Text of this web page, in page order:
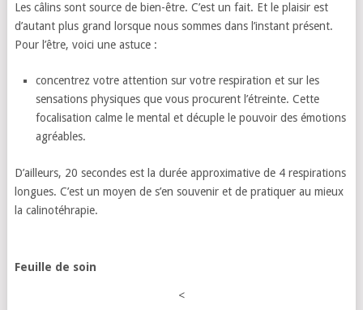
Les câlins sont source de bien-être. C’est un fait. Et le plaisir est
d’autant plus grand lorsque nous sommes dans l’instant présent.
Pour l’être, voici une astuce :
concentrez votre attention sur votre respiration et sur les
sensations physiques que vous procurent l’étreinte. Cette
focalisation calme le mental et décuple le pouvoir des émotions
agréables.
D’ailleurs, 20 secondes est la durée approximative de 4 respirations
longues. C’est un moyen de s’en souvenir et de pratiquer au mieux
la calinotéhrapie.
Feuille de soin
<